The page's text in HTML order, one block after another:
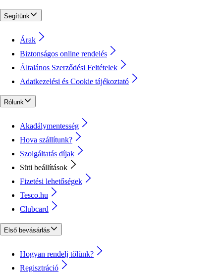
Segítünk
Árak
Biztonságos online rendelés
Általános Szerződési Feltételek
Adatkezelési és Cookie tájékoztató
Rólunk
Akadálymentesség
Hova szállítunk?
Szolgáltatás díjak
Süti beállítások
Fizetési lehetőségek
Tesco.hu
Clubcard
Első bevásárlás
Hogyan rendelj tőlünk?
Regisztráció